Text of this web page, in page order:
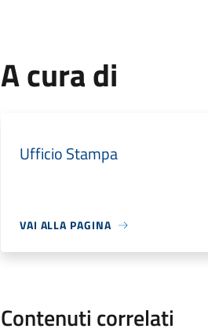
A cura di
Ufficio Stampa
VAI ALLA PAGINA
Contenuti correlati